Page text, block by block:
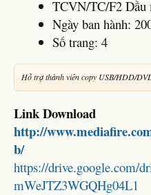
TCVN/TC/F2 Dầu
Ngày ban hành:
Số trang: 4
Hỗ trợ thành viên copy USB/HDD/
Link Download
http://
b/
https://drive.google.com/
mWeJTZ3WGQHg04L1